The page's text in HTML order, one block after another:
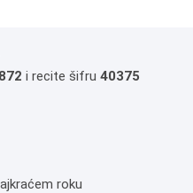
i recite šifru 40375
roku